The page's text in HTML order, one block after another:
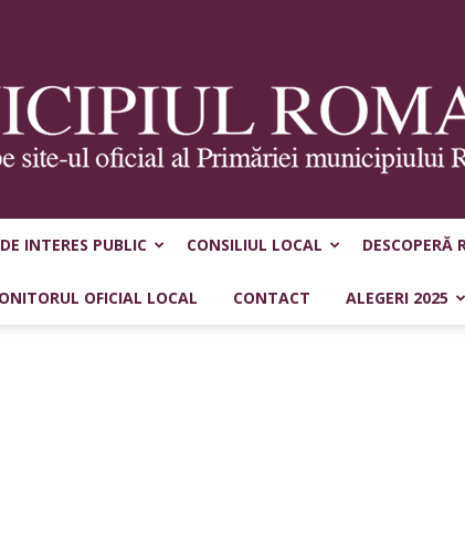
Municipiul
INTERES PUBLIC CONSILIUL LOCAL DESCOPERĂ
OFICIAL LOCAL CONTACT ALEGERI 2025